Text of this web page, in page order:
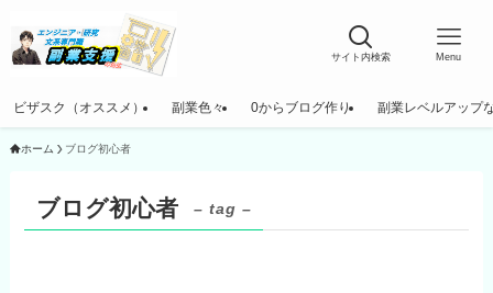
サイト内検索 Menu
ビザスク（オススメ） 副業色々 0からブログ作り 副業レベルアップ
ホーム ブログ初心者
ブログ初心者 – tag –